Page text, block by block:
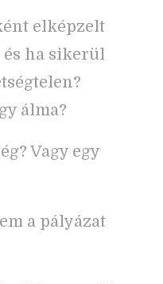
elképzelt
és ha sikerül
álma?
Vagy egy
a pályázat